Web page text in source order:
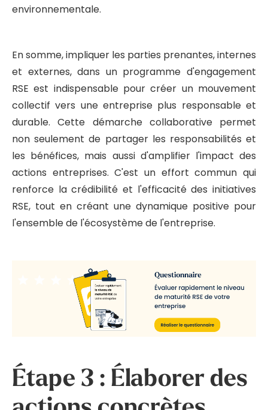
environnementale.
En somme, impliquer les parties prenantes, internes
et externes, dans un programme d'engagement
RSE est indispensable pour créer un mouvement
collectif vers une entreprise plus responsable et
durable. Cette démarche collaborative permet
non seulement de partager les responsabilités et
les bénéfices, mais aussi d'amplifier l'impact des
actions entreprises. C'est un effort commun qui
renforce la crédibilité et l'efficacité des initiatives
RSE, tout en créant une dynamique positive pour
l'ensemble de l'écosystème de l'entreprise.
Étape 3 : Élaborer des